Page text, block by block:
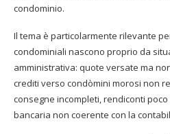
condominio.
Il tema è particolarmente rilevante
condominiali nascono proprio da
amministrativa: quote versate ma
crediti verso condòmini morosi non
consegne incompleti, rendiconti
bancaria non coerente con la